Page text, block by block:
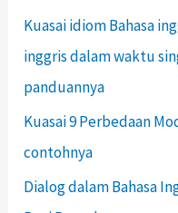
Kuasai idiom Bahasa
inggris dalam waktu
panduannya
Kuasai 9 Perbedaan
contohnya
Dialog dalam Bahasa